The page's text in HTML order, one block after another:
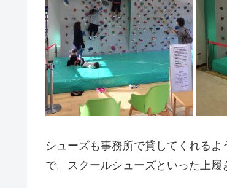
シューズも事務所で貸してくれる
で。スクールシューズといった上履